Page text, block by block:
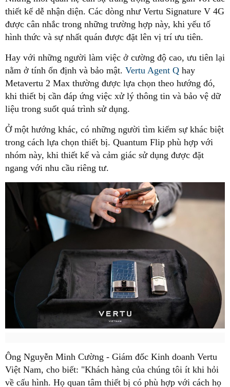
thiết kế dễ nhận diện. Các dòng như Vertu Signature V 4G
được cân nhắc trong những trường hợp này, khi yếu tố
hình thức và sự nhất quán được đặt lên vị trí ưu tiên.
Hay với những người làm việc ở cường độ cao, ưu tiên lại
nằm ở tính ổn định và bảo mật. Vertu Agent Q hay
Metavertu 2 Max thường được lựa chọn theo hướng đó,
khi thiết bị cần đáp ứng việc xử lý thông tin và bảo vệ dữ
liệu trong suốt quá trình sử dụng.
Ở một hướng khác, có những người tìm kiếm sự khác biệt
trong cách lựa chọn thiết bị. Quantum Flip phù hợp với
nhóm này, khi thiết kế và cảm giác sử dụng được đặt
ngang với nhu cầu riêng tư.
Ông Nguyễn Minh Cường - Giám đốc Kinh doanh Vertu
Việt Nam, cho biết: "Khách hàng của chúng tôi ít khi hỏi
về cấu hình. Họ quan tâm thiết bị có phù hợp với cách họ